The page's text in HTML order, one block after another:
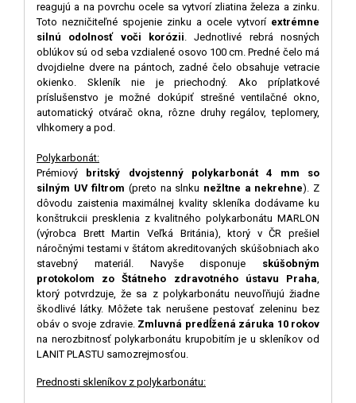
reagujú a na povrchu ocele sa vytvorí zliatina železa a zinku.
Toto nezničiteľné spojenie zinku a ocele vytvorí extrémne
silnú odolnosť voči korózii. Jednotlivé rebrá nosných
oblúkov sú od seba vzdialené osovo 100 cm. Predné čelo má
dvojdielne dvere na pántoch, zadné čelo obsahuje vetracie
okienko. Skleník nie je priechodný. Ako príplatkové
príslušenstvo je možné dokúpiť strešné ventilačné okno,
automatický otvárač okna, rôzne druhy regálov, teplomery,
vlhkomery a pod.
Polykarbonát:
Prémiový
britský dvojstenný polykarbonát 4 mm so
silným UV filtrom (preto na slnku nežltne a nekrehne). Z
dôvodu zaistenia maximálnej kvality skleníka dodávame ku
konštrukcii presklenia z kvalitného polykarbonátu MARLON
(výrobca Brett Martin Veľká Británia), ktorý v ČR prešiel
náročnými testami v štátom akreditovaných skúšobniach ako
stavebný materiál. Navyše disponuje skúšobným
protokolom zo Štátneho zdravotného ústavu Praha,
ktorý potvrdzuje, že sa z polykarbonátu neuvoľňujú žiadne
škodlivé látky. Môžete tak nerušene pestovať zeleninu bez
obáv o svoje zdravie. Zmluvná predĺžená záruka 10 rokov
na nerozbitnosť polykarbonátu krupobitím je u skleníkov od
LANIT PLASTU samozrejmosťou.
Prednosti skleníkov z polykarbonátu: